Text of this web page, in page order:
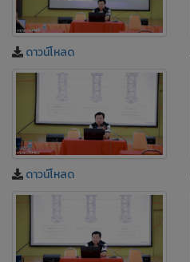
ดาวน์โหลด
ดาวน์โหลด